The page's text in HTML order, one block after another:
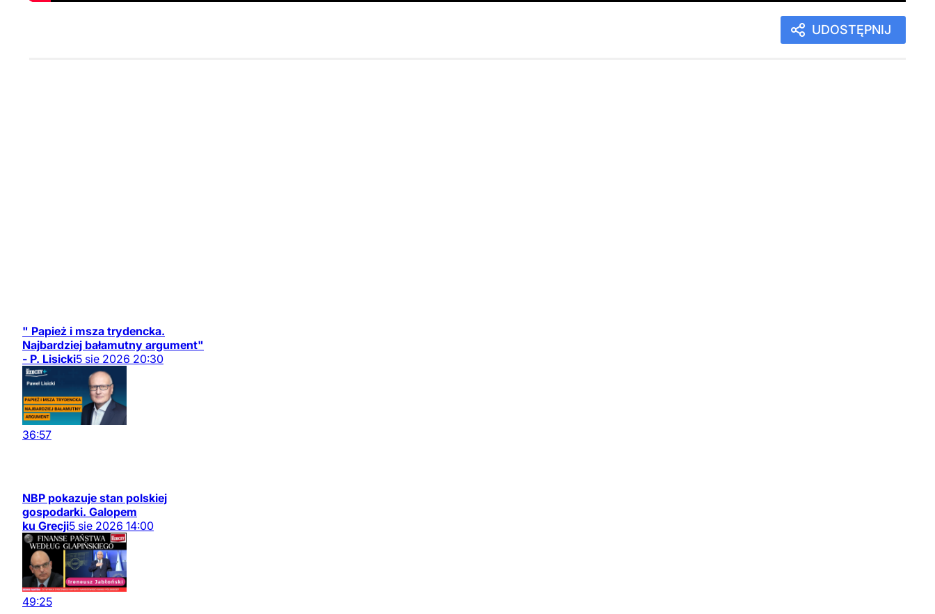
UDOSTĘPNIJ
" Papież i msza trydencka.
Najbardziej bałamutny argument"
- P. Lisicki5 sie 2026 20:30
36:57
NBP pokazuje stan polskiej
gospodarki. Galopem
ku Grecji5 sie 2026 14:00
49:25